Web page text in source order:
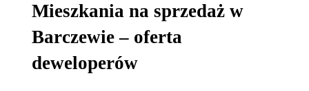
Mieszkania na sprzedaż w
Barczewie – oferta
deweloperów